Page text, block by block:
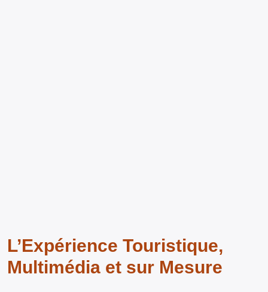
L’Expérience Touristique,
Multimédia et sur Mesure